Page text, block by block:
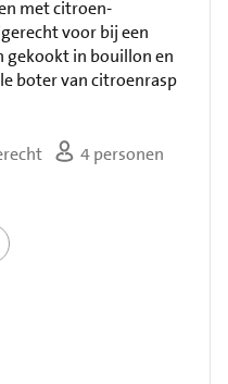
met citroen-
voor bij een
gekookt in bouillon en
boter van citroenrasp
4 personen